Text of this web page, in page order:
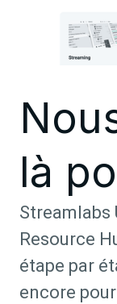
là
Streamlabs
Resource
étape par
encore